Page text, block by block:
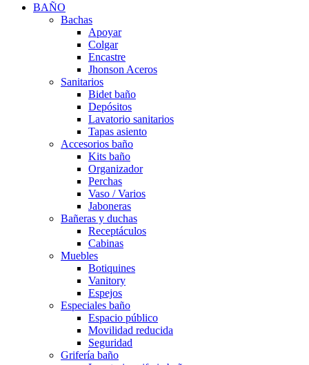
BAÑO
Bachas
Apoyar
Colgar
Encastre
Jhonson Aceros
Sanitarios
Bidet baño
Depósitos
Lavatorio sanitarios
Tapas asiento
Accesorios baño
Kits baño
Organizador
Perchas
Vaso / Varios
Jaboneras
Bañeras y duchas
Receptáculos
Cabinas
Muebles
Botiquines
Vanitory
Espejos
Especiales baño
Espacio público
Movilidad reducida
Seguridad
Grifería baño